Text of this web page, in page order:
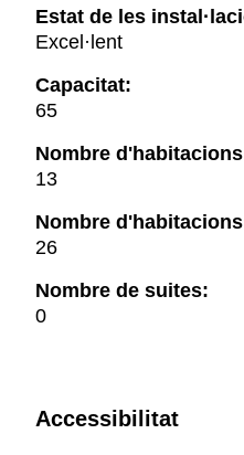
Estat de les
Excel·lent
Capacitat:
65
Nombre
13
Nombre
26
Nombre de suites:
0
Accessibilitat